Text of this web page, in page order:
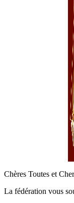
Chères Toutes et
La fédération vous